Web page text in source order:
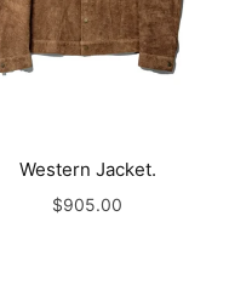
Western Jacket.
$905.00